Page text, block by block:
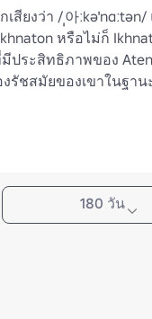
สียงว่า /ˌ아
หรือไม่ก็
ระสิทธิภาพของ
รัชสมัยของเขาในฐาน
บางครั้งก็ใช้ชื่อภาษากรี
การทิ้งพระเจ้าหลายเท
ะนำการบูชาที่มีศูนย์กล
180 วัน